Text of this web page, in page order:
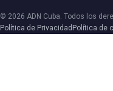
© 2026 ADN Cuba. Todos los
Política de Privacidad Política de